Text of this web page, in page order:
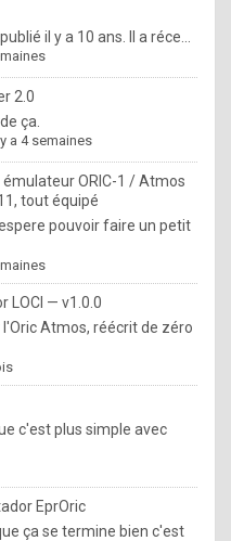
il y a 10 ans. Il a réce...
2.0
ça.
a 4 semaines
émulateur ORIC-1 / Atmos
tout équipé
pouvoir faire un petit
LOCI — v1.0.0
Atmos, réécrit de zéro
c'est plus simple avec
EprOric
ça se termine bien c'est